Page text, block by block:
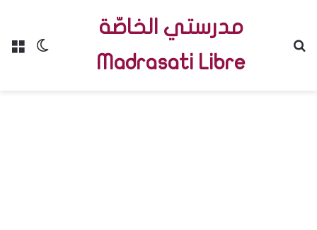
Menu
مدرستي الخاصّة
Madrasati Libre